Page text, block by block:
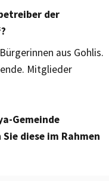
der
aus Gohlis.
Mitglieder
Gemeinde
diese im Rahmen